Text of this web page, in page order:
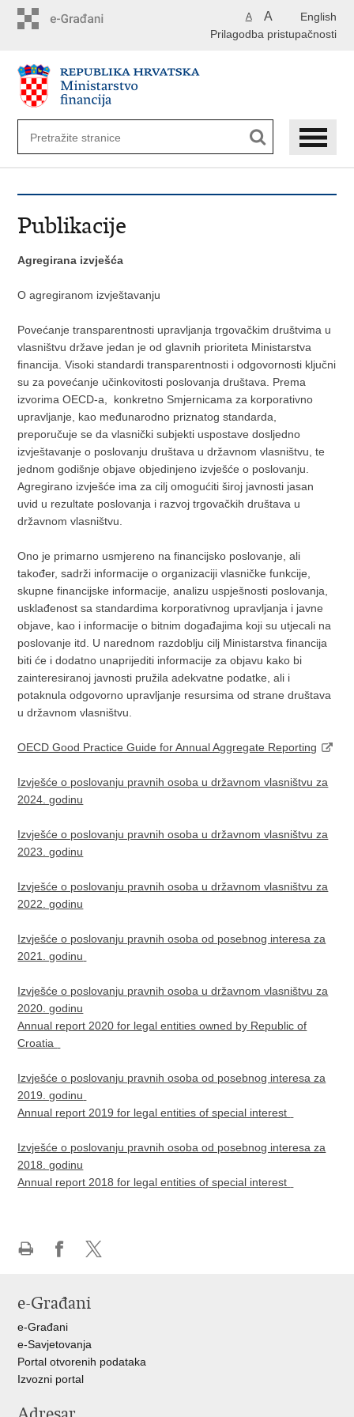
English
A A
Prilagodba pristupačnosti
Publikacije
Agregirana izvješća
O agregiranom izvještavanju
Povećanje transparentnosti upravljanja trgovačkim društvima u
vlasništvu države jedan je od glavnih prioriteta Ministarstva
financija. Visoki standardi transparentnosti i odgovornosti ključni
su za povećanje učinkovitosti poslovanja društava. Prema
izvorima OECD-a, konkretno Smjernicama za korporativno
upravljanje, kao međunarodno priznatog standarda,
preporučuje se da vlasnički subjekti uspostave dosljedno
izvještavanje o poslovanju društava u državnom vlasništvu, te
jednom godišnje objave objedinjeno izvješće o poslovanju.
Agregirano izvješće ima za cilj omogućiti široj javnosti jasan
uvid u rezultate poslovanja i razvoj trgovačkih društava u
državnom vlasništvu.
Ono je primarno usmjereno na financijsko poslovanje, ali
također, sadrži informacije o organizaciji vlasničke funkcije,
skupne financijske informacije, analizu uspješnosti poslovanja,
usklađenost sa standardima korporativnog upravljanja i javne
objave, kao i informacije o bitnim događajima koji su utjecali na
poslovanje itd. U narednom razdoblju cilj Ministarstva financija
biti će i dodatno unaprijediti informacije za objavu kako bi
zainteresiranoj javnosti pružila adekvatne podatke, ali i
potaknula odgovorno upravljanje resursima od strane društava
u državnom vlasništvu.
OECD Good Practice Guide for Annual Aggregate Reporting
Izvješće o poslovanju pravnih osoba u državnom vlasništvu za
2024. godinu
Izvješće o poslovanju pravnih osoba u državnom vlasništvu za
2023. godinu
Izvješće o poslovanju pravnih osoba u državnom vlasništvu za
2022. godinu
Izvješće o poslovanju pravnih osoba od posebnog interesa za
2021. godinu
Izvješće o poslovanju pravnih osoba u državnom vlasništvu za
2020. godinu
Annual report 2020 for legal entities owned by Republic of
Croatia
Izvješće o poslovanju pravnih osoba od posebnog interesa za
2019. godinu
Annual report 2019 for legal entities of special interest
Izvješće o poslovanju pravnih osoba od posebnog interesa za
2018. godinu
Annual report 2018 for legal entities of special interest
Facebooku
X-
e-Građani
e-Građani
e-Savjetovanja
Portal otvorenih podataka
Izvozni portal